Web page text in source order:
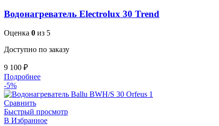
Водонагреватель Electrolux 30 Trend
Оценка 0 из 5
Доступно по заказу
9 100 ₽
Подробнее
-5%
Сравнить
Быстрый просмотр
В Избранное